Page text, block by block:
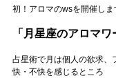
初！アロマのwsを開催しま
「月星座のアロマワ
占星術で月は個人の欲求、
快・不快を感じるところ